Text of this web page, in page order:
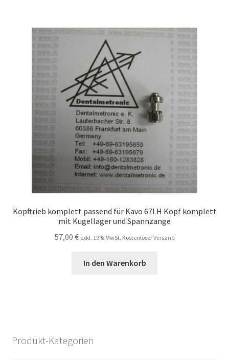
Kopftrieb komplett passend für Kavo 67LH Kopf komplett
mit Kugellager und Spannzange
57,00 € exkl. 19% MwSt. Kostenloser Versand
In den Warenkorb
Produkt-Kategorien